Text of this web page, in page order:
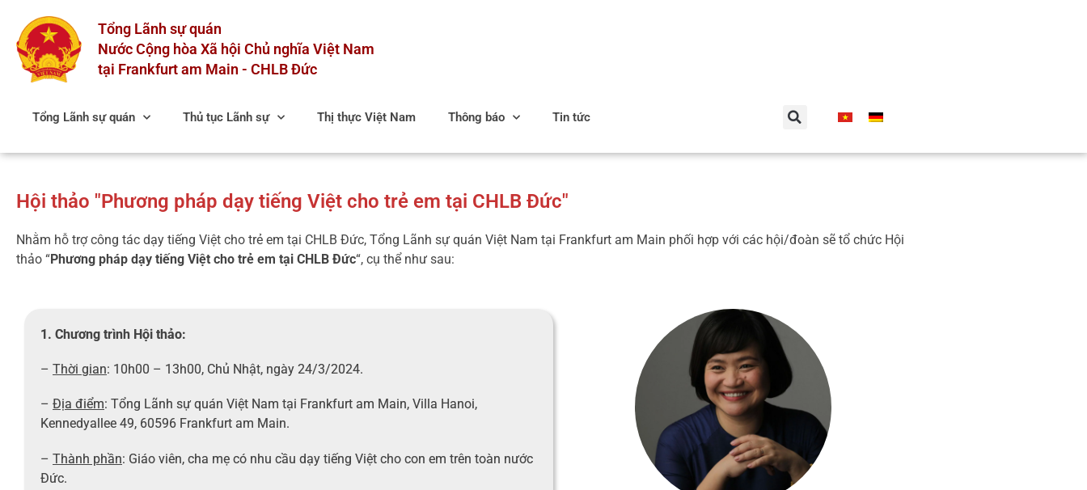
content
Tổng Lãnh sự quán
Nước Cộng hòa Xã hội Chủ nghĩa Việt Nam
tại Frankfurt am Main - CHLB Đức
Tổng Lãnh sự quán Thủ tục Lãnh sự Thị thực Việt Nam Thông báo Tin tức
Hội thảo "Phương pháp dạy tiếng Việt cho trẻ em tại CHLB Đức"
Nhằm hỗ trợ công tác dạy tiếng Việt cho trẻ em tại CHLB Đức, Tổng Lãnh sự quán Việt Nam tại Frankfurt am Main phối hợp với các hội/đoàn sẽ tổ chức Hội
thảo “Phương pháp dạy tiếng Việt cho trẻ em tại CHLB Đức“, cụ thể như sau:
1. Chương trình Hội thảo:
– Thời gian: 10h00 – 13h00, Chủ Nhật, ngày 24/3/2024.
– Địa điểm: Tổng Lãnh sự quán Việt Nam tại Frankfurt am Main, Villa Hanoi,
Kennedyallee 49, 60596 Frankfurt am Main.
– Thành phần: Giáo viên, cha mẹ có nhu cầu dạy tiếng Việt cho con em trên toàn nước
Đức.